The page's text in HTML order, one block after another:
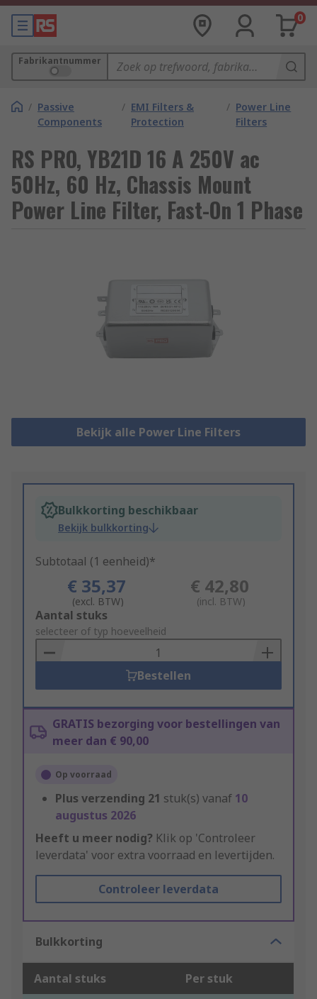
0
Fabrikantnummer
/ Passive
Components
/ EMI Filters &
Protection
/ Power Line
Filters
RS PRO, YB21D 16 A 250V ac
50Hz, 60 Hz, Chassis Mount
Power Line Filter, Fast-On 1 Phase
Bekijk alle Power Line Filters
Bulkkorting beschikbaar
Bekijk bulkkorting
Subtotaal (1 eenheid)*
€ 35,37
(excl. BTW)
€ 42,80
(incl. BTW)
Add
to
Basket
Aantal stuks
selecteer of typ hoeveelheid
Bestellen
GRATIS bezorging voor bestellingen van
meer dan € 90,00
Op voorraad
Plus verzending 21 stuk(s) vanaf 10
augustus 2026
Heeft u meer nodig? Klik op 'Controleer
leverdata' voor extra voorraad en levertijden.
Controleer leverdata
Bulkkorting
Aantal stuks Per stuk